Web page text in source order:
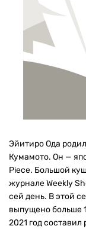
Эйитиро Ода
Кумамото. Он —
Piece. Большой
журнале Weekly
сей день. В этой
выпущено больше
2021 год